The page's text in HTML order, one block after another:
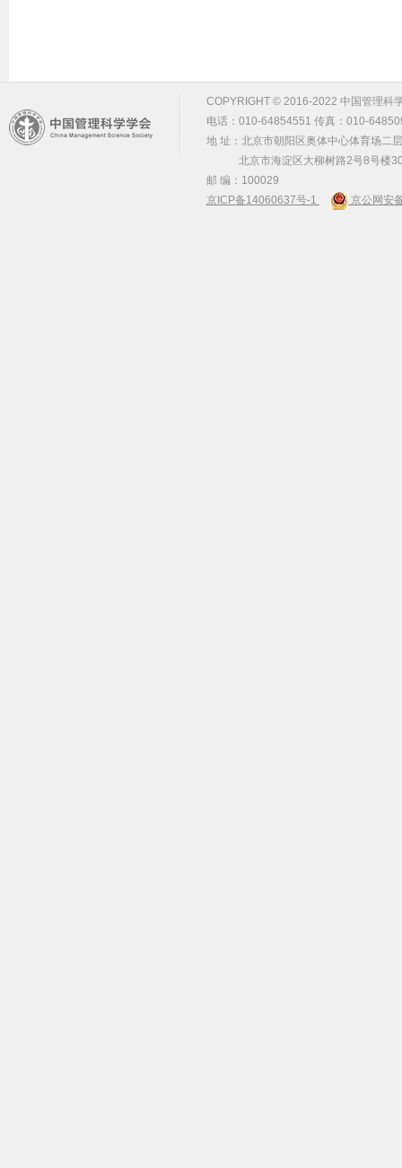
COPYRIGHT © 2016-2022 中国管理科
电话：010-64854551 传真：010-
地 址：北京市朝阳区奥体中心体育场二
北京市海淀区大柳树路2号8号楼
邮 编：100029
京ICP备14060637号-1
京公网安